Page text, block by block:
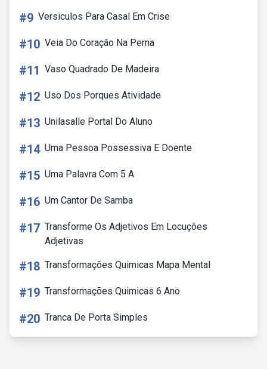
#9 Versiculos Para Casal Em Crise
#10 Veia Do Coração Na Perna
#11 Vaso Quadrado De Madeira
#12 Uso Dos Porques Atividade
#13 Unilasalle Portal Do Aluno
#14 Uma Pessoa Possessiva E Doente
#15 Uma Palavra Com 5 A
#16 Um Cantor De Samba
#17 Transforme Os Adjetivos Em Locuções
Adjetivas
#18 Transformações Quimicas Mapa Mental
#19 Transformações Quimicas 6 Ano
#20 Tranca De Porta Simples